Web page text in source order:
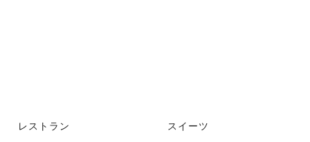
レストラン スイーツ